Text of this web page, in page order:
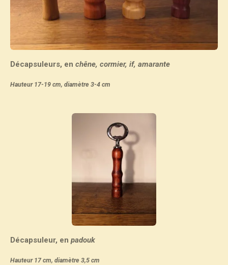
Décapsuleurs, en chêne, cormier, if, amarante
Hauteur 17-19 cm, diamètre 3-4 cm
Décapsuleur, en padouk
Hauteur 17 cm, diamètre 3,5 cm